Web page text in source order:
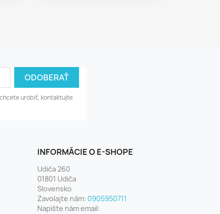
urobiť, kontaktujte
INFORMÁCIE O E-SHOPE
Udiča 260
01801 Udiča
Slovensko
Zavolajte nám: 0905950711
Napište nám email: